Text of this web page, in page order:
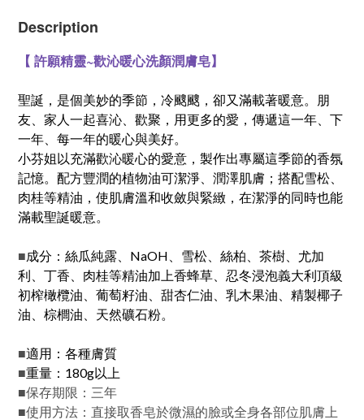
Description
【 許願精靈~歡沁暖心洗顏潤膚皂】
聖誕，是個美妙的季節，冷颼颼，卻又滿載著暖意。朋
友、家人一起喜沁、歡聚，用更多的愛，傳遞這一年、下
一年、每一年的暖心與美好。
小芬姐以充滿歡沁暖心的愛意，製作出專屬這季節的香氛
記憶。配方豐潤的植物油可潔淨、潤澤肌膚；搭配雪松、
肉桂等精油，使肌膚溫和收斂與緊緻，在潔淨的同時也能
滿載聖誕暖意。
■成分：絲瓜純露、NaOH、雪松、絲柏、茶樹、尤加
利、丁香、肉桂等精油加上香蜂草、忍冬浸泡義大利頂級
初榨橄欖油、葡萄籽油、甜杏仁油、乳木果油、精製椰子
油、棕櫚油、天然礦石粉。
■適用：各種膚質
■重量：180g以上
■保存期限：三年
■使用方法：直接取香皂於微濕的臉或全身各部位肌膚上